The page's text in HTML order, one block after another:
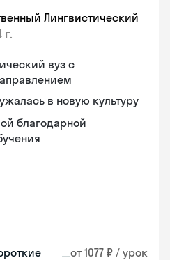
Лингвистический
г.
вуз с
в новую культуру
благодарной
от 1077 ₽ / урок